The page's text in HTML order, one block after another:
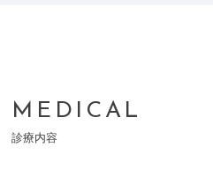
MEDICAL
診療内容